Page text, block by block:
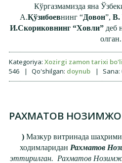
Кўргазмамизда яна
А.Қўзибоевнинг “Довон”, В.
И.Скориковнинг “Ховли” деб
олган.
Kategoriya: Xozirgi zamon tarixi
546
| Qo'shilgan: doynub | Sana:
РАХМАТОВ
) Мазкур витринада
ходимларидан Рахматов
эттирилган. Рахматов